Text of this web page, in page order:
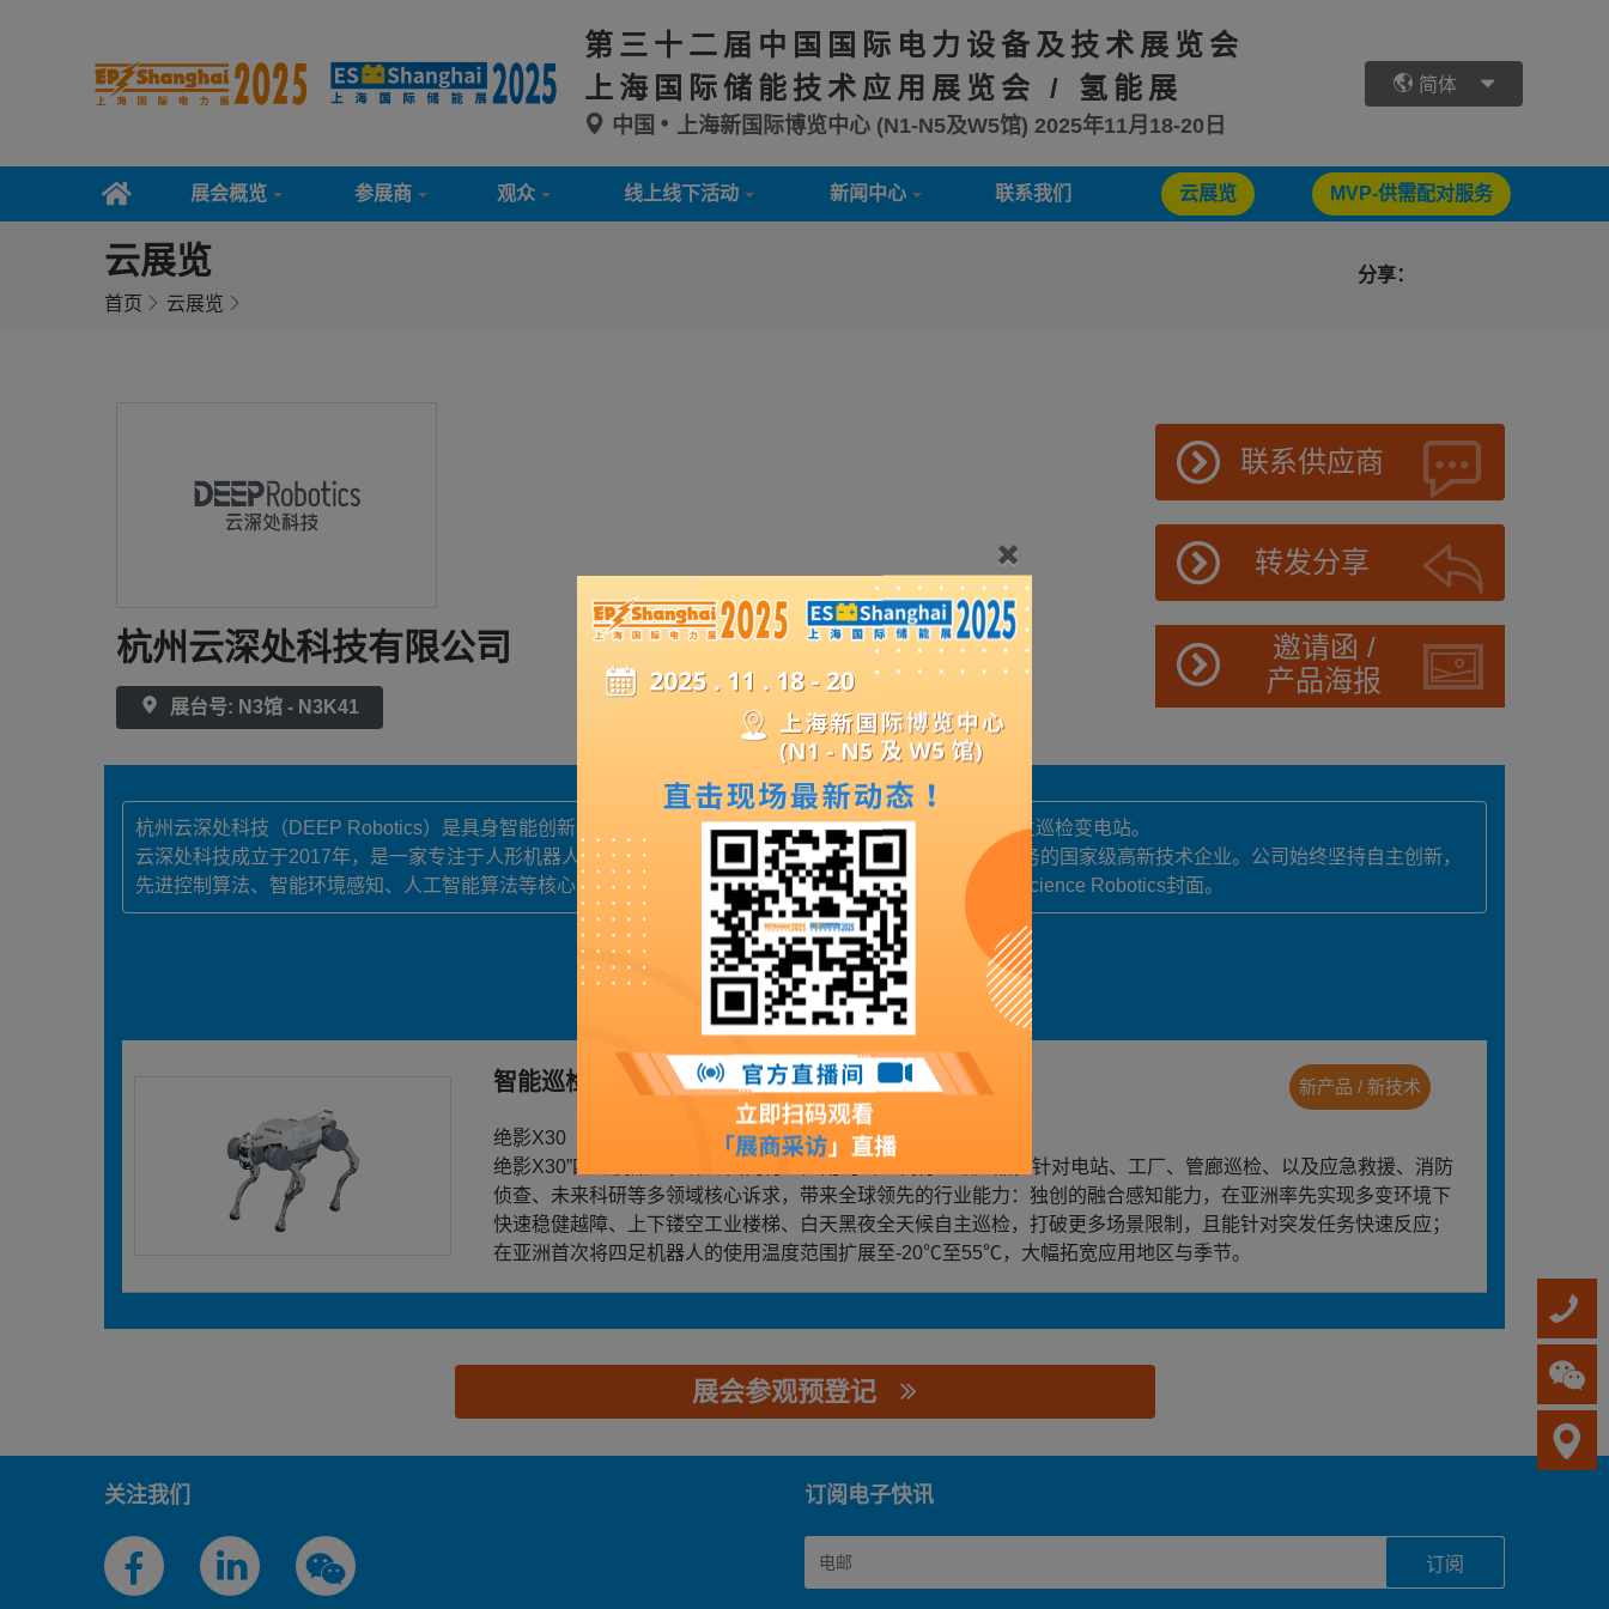
第三十二届中国国际电力设备及技术展览会
上海国际储能技术应用展览会 / 氢能展
中国 上海新国际博览中心 (N1-N5及W5馆) 2025年11月18-20日
简体
展会概览 参展商 观众 线上线下活动 新闻中心 联系我们 云展览 MVP-供需配对服务
云展览
首页 云展览
分享：
杭州云深处科技有限公司
展台号: N3馆 - N3K41
联系供应商
转发分享
邀请函 /
产品海报
杭州云深处科技（DEEP Robotics）是具身智能创新技术与应用引领者，在中国率先实现四足机器人全自主巡检变电站。
云深处科技成立于2017年，是一家专注于人形机器人、四足机器人及核心零部件的研发、生产、销售和服务的国家级高新技术企业。公司始终坚持自主创新，
先进控制算法、智能环境感知、人工智能算法等核心技术处于国际前沿，研究成果荣登国际权威学术期刊Science Robotics封面。
展品详情
智能巡检四足机器人 新产品 / 新技术
绝影X30
绝影X30”四足机器人，作为面向行业应用的新一代行业级产品，针对电站、工厂、管廊巡检、以及应急救援、消防
侦查、未来科研等多领域核心诉求，带来全球领先的行业能力：独创的融合感知能力，在亚洲率先实现多变环境下
快速稳健越障、上下镂空工业楼梯、白天黑夜全天候自主巡检，打破更多场景限制，且能针对突发任务快速反应；
在亚洲首次将四足机器人的使用温度范围扩展至-20℃至55℃，大幅拓宽应用地区与季节。
展会参观预登记
关注我们 订阅电子快讯
订阅